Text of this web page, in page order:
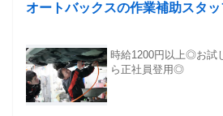
オートバックスの作業補助スタッ
時給1200円以上◎お試
ら正社員登用◎